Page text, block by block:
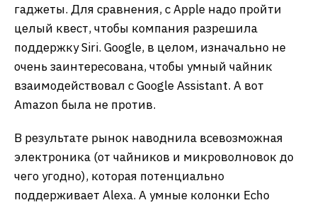
гаджеты. Для сравнения, с Apple надо пройти
целый квест, чтобы компания разрешила
поддержку Siri. Google, в целом, изначально не
очень заинтересована, чтобы умный чайник
взаимодействовал с Google Assistant. А вот
Amazon была не против.
В результате рынок наводнила всевозможная
электроника (от чайников и микроволновок до
чего угодно), которая потенциально
поддерживает Alexa. А умные колонки Echo